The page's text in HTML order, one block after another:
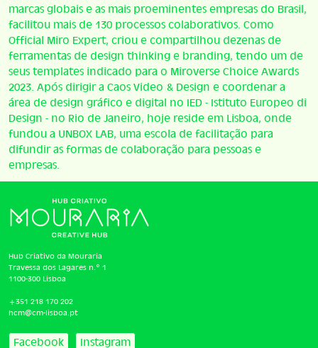
marcas globais e as mais proeminentes empresas do Brasil,
facilitou mais de 130 processos colaborativos. Como
Official Miro Expert, criou e compartilhou dezenas de
ferramentas de design thinking e branding, tendo um de
seus templates indicado para o Miroverse Choice Awards
2023. Após dirigir a Caos Video & Design e coordenar a
área de design gráfico e digital no IED - Istituto Europeo di
Design - no Rio de Janeiro, hoje reside em Lisboa, onde
fundou a UNBOX LAB, uma escola de facilitação para
difundir as formas de colaboração para pessoas e
empresas.
Hub Criativo da Mouraria
Travessa dos Lagares n.º 1
1100-300 Lisboa
+351 218 170 202
hcm@cm-lisboa.pt
Facebook Instagram